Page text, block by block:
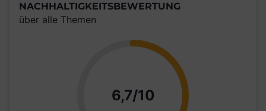
NACHHALTIGKEITSBEWERTUNG
über alle Themen
6,7/10 Punkte